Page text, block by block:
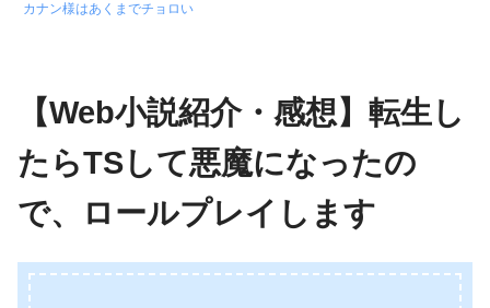
カナン様はあくまでチョロい
【Web小説紹介・感想】転生し
たらTSして悪魔になったの
で、ロールプレイします